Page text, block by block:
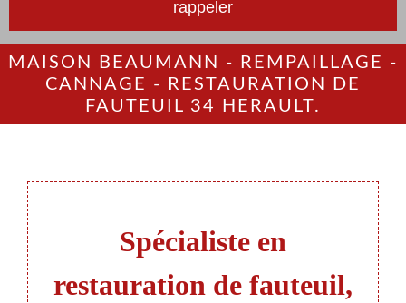
MAISON BEAUMANN - REMPAILLAGE -
CANNAGE - RESTAURATION DE
FAUTEUIL 34 HERAULT.
Spécialiste en
restauration de fauteuil,